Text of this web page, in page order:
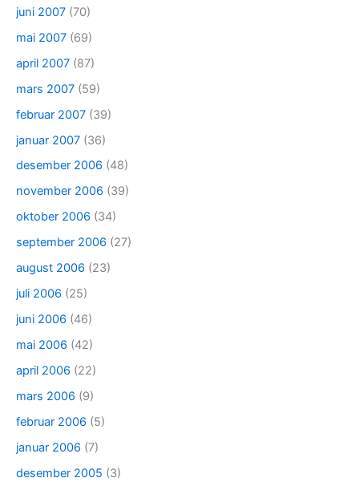
juni 2007 (70)
mai 2007 (69)
april 2007 (87)
mars 2007 (59)
februar 2007 (39)
januar 2007 (36)
desember 2006 (48)
november 2006 (39)
oktober 2006 (34)
september 2006 (27)
august 2006 (23)
juli 2006 (25)
juni 2006 (46)
mai 2006 (42)
april 2006 (22)
mars 2006 (9)
februar 2006 (5)
januar 2006 (7)
desember 2005 (3)